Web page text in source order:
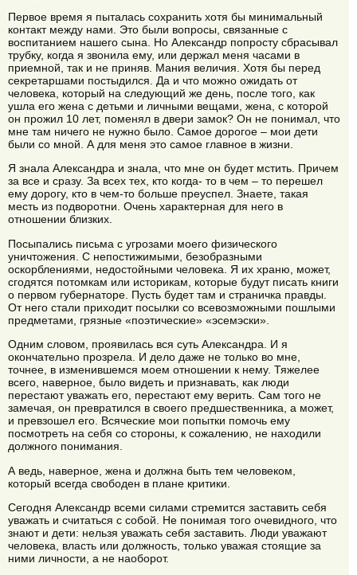
Первое время я пыталась сохранить хотя бы минимальный
контакт между нами. Это были вопросы, связанные с
воспитанием нашего сына. Но Александр попросту сбрасывал
трубку, когда я звонила ему, или держал меня часами в
приемной, так и не приняв. Мания величия. Хотя бы перед
секретаршами постыдился. Да и что можно ожидать от
человека, который на следующий же день, после того, как
ушла его жена с детьми и личными вещами, жена, с которой
он прожил 10 лет, поменял в двери замок? Он не понимал, что
мне там ничего не нужно было. Самое дорогое – мои дети
были со мной. А для меня это самое главное в жизни.
Я знала Александра и знала, что мне он будет мстить. Причем
за все и сразу. За всех тех, кто когда- то в чем – то перешел
ему дорогу, кто в чем-то больше преуспел. Знаете, такая
месть из подворотни. Очень характерная для него в
отношении близких.
Посыпались письма с угрозами моего физического
уничтожения. С непостижимыми, безобразными
оскорблениями, недостойными человека. Я их храню, может,
сгодятся потомкам или историкам, которые будут писать книги
о первом губернаторе. Пусть будет там и страничка правды.
От него стали приходит посылки со всевозможными пошлыми
предметами, грязные «поэтические» «эсемэски».
Одним словом, проявилась вся суть Александра. И я
окончательно прозрела. И дело даже не только во мне,
точнее, в изменившемся моем отношении к нему. Тяжелее
всего, наверное, было видеть и признавать, как люди
перестают уважать его, перестают ему верить. Сам того не
замечая, он превратился в своего предшественника, а может,
и превзошел его. Всяческие мои попытки помочь ему
посмотреть на себя со стороны, к сожалению, не находили
должного понимания.
А ведь, наверное, жена и должна быть тем человеком,
который всегда свободен в плане критики.
Сегодня Александр всеми силами стремится заставить себя
уважать и считаться с собой. Не понимая того очевидного, что
знают и дети: нельзя уважать себя заставить. Люди уважают
человека, власть или должность, только уважая стоящие за
ними личности, а не наоборот.